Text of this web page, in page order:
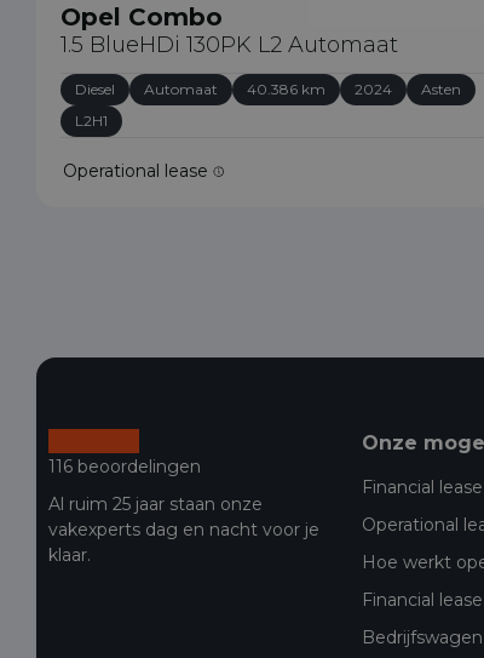
Opel Combo
1.5 BlueHDi 130PK L2 Automaat
Diesel Automaat 40.386 km 2024
Asten
L2H1
Operational lease
116 beoordelingen
Al ruim 25 jaar staan onze
vakexperts dag en nacht voor je
klaar.
Onze
Financial lease
Operational
Hoe werkt
Financial